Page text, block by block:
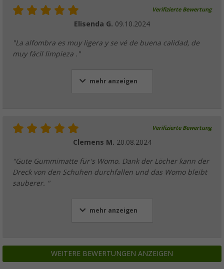
Verifizierte Bewertung
Elisenda G. 09.10.2024
"La alfombra es muy ligera y se vé de buena calidad, de
muy fácil limpieza ."
mehr anzeigen
Verifizierte Bewertung
Clemens M. 20.08.2024
"Gute Gummimatte für's Womo. Dank der Löcher kann der
Dreck von den Schuhen durchfallen und das Womo bleibt
sauberer. "
mehr anzeigen
WEITERE BEWERTUNGEN ANZEIGEN